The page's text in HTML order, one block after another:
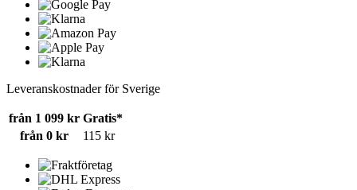
Leveranskostnader för Sverige
från 1 099 kr Gratis*
från 0 kr
115 kr